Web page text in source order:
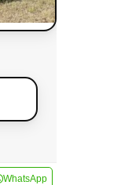
WhatsApp